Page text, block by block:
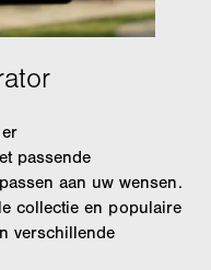
passende
aan uw wensen.
collectie en populaire
verschillende